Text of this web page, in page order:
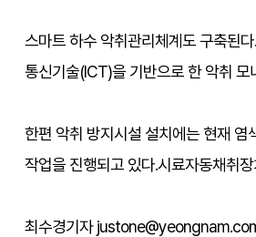
스마트 하수 악취관리체계도 구축된
통신기술(ICT)을 기반으로 한 악취
한편 악취 방지시설 설치에는 현재
작업을 진행되고 있다.시료자동채취
최수경기자